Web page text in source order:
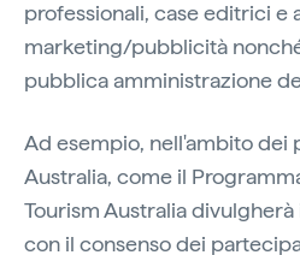
professionali, case editrici e
marketing/pubblicità
pubblica amministrazione
Ad esempio, nell'ambito dei
Australia, come il
Tourism Australia
con il consenso dei